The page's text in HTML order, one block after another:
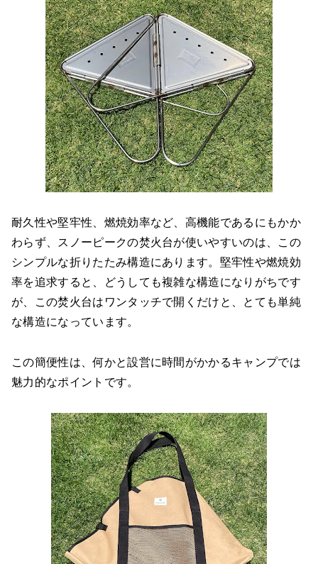
耐久性や堅牢性、燃焼効率など、高機能であるにもかか
わらず、スノーピークの焚火台が使いやすいのは、この
シンプルな折りたたみ構造にあります。堅牢性や燃焼効
率を追求すると、どうしても複雑な構造になりがちです
が、この焚火台はワンタッチで開くだけと、とても単純
な構造になっています。
この簡便性は、何かと設営に時間がかかるキャンプでは
魅力的なポイントです。